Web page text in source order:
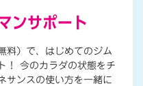
ンサポート
料）で、はじめてのジム
！ 今のカラダの状態をチ
サンスの使い方を一緒に